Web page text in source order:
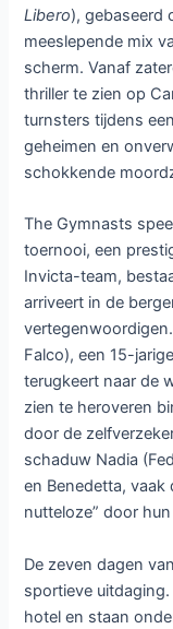
Libero), gebaseerd
meeslepende mix
scherm. Vanaf
thriller te zien op
turnsters tijdens
geheimen en
schokkende
The Gymnasts
toernooi, een
Invicta-team,
arriveert in de
Falco), een 15-
terugkeert naar de
zien te heroveren
door de
schaduw Nadia
en Benedetta, vaak
nutteloze” door
De zeven dagen
sportieve
hotel en staan